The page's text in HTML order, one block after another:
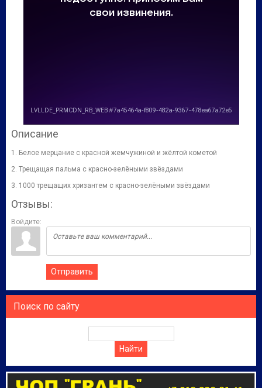
Описание
1. Белое мерцание с красной жемчужиной и жёлтой кометой
2. Трещащая пальма с красно-зелёными звёздами
3. 1000 трещащих хризантем с красно-зелёными звёздами
Отзывы:
Войдите:
Отправить
Поиск по сайту